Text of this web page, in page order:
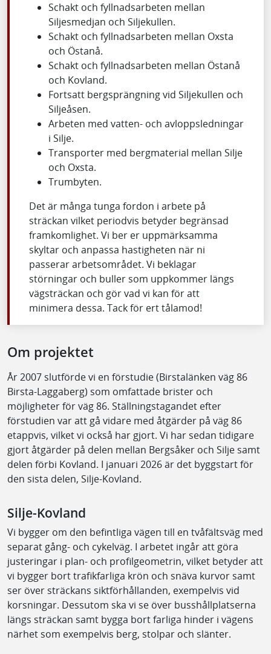
Schakt och fyllnadsarbeten mellan
Siljesmedjan och Siljekullen.
Schakt och fyllnadsarbeten mellan Oxsta
och Östanå.
Schakt och fyllnadsarbeten mellan Östanå
och Kovland.
Fortsatt bergsprängning vid Siljekullen och
Siljeåsen.
Arbeten med vatten- och avloppsledningar
i Silje.
Transporter med bergmaterial mellan Silje
och Oxsta.
Trumbyten.
Det är många tunga fordon i arbete på
sträckan vilket periodvis betyder begränsad
framkomlighet. Vi ber er uppmärksamma
skyltar och anpassa hastigheten när ni
passerar arbetsområdet. Vi beklagar
störningar och buller som uppkommer längs
vägsträckan och gör vad vi kan för att
minimera dessa. Tack för ert tålamod!
Om projektet
År 2007 slutförde vi en förstudie (Birstalänken väg 86
Birsta-Laggaberg) som omfattade brister och
möjligheter för väg 86. Ställningstagandet efter
förstudien var att gå vidare med åtgärder på väg 86
etappvis, vilket vi också har gjort. Vi har sedan tidigare
gjort åtgärder på delen mellan Bergsåker och Silje samt
delen förbi Kovland. I januari 2026 är det byggstart för
den sista delen, Silje-Kovland.
Silje-Kovland
Vi bygger om den befintliga vägen till en tvåfältsväg med
separat gång- och cykelväg. I arbetet ingår att göra
justeringar i plan- och profilgeometrin, vilket betyder att
vi bygger bort trafikfarliga krön och snäva kurvor samt
ser över sträckans siktförhållanden, exempelvis vid
korsningar. Dessutom ska vi se över busshållplatserna
längs sträckan samt bygga bort farliga hinder i vägens
närhet som exempelvis berg, stolpar och slänter.